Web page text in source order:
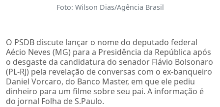
Foto: Wilson Dias/Agência Brasil
O PSDB discute lançar o nome do deputado federal
Aécio Neves (MG) para a Presidência da República após
o desgaste da candidatura do senador Flávio Bolsonaro
(PL-RJ) pela revelação de conversas com o ex-banqueiro
Daniel Vorcaro, do Banco Master, em que ele pediu
dinheiro para um filme sobre seu pai. A informação é
do jornal Folha de S.Paulo.